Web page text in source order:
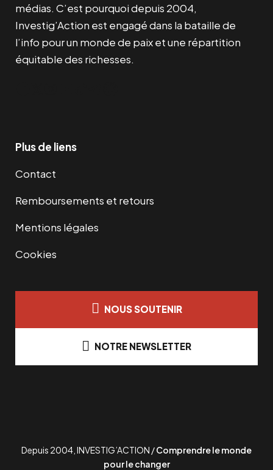
médias. C’est pourquoi depuis 2004,
Investig’Action est engagé dans la bataille de
l’info pour un monde de paix et une répartition
équitable des richesses.
Plus de liens
Contact
Remboursements et retours
Mentions légales
Cookies
NOUS SOUTENIR
NOTRE NEWSLETTER
Depuis 2004, INVESTIG’ACTION /Comprendre le monde
pour le changer